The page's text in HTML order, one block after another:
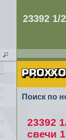
23392
Поиск по
23392
свечи